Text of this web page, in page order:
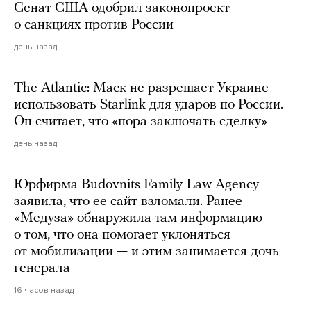
Сенат США одобрил законопроект
о санкциях против России
день назад
The Atlantic: Маск не разрешает Украине
использовать Starlink для ударов по России.
Он считает, что «пора заключать сделку»
день назад
Юрфирма Budovnits Family Law Agency
заявила, что ее сайт взломали. Ранее
«Медуза» обнаружила там информацию
о том, что она помогает уклоняться
от мобилизации — и этим занимается дочь
генерала
16 часов назад